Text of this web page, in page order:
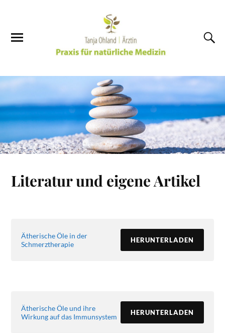
Literatur und eigene Artikel
Ätherische Öle in der
Schmerztherapie
HERUNTERLADEN
Ätherische Öle und ihre
Wirkung auf das Immunsystem
HERUNTERLADEN